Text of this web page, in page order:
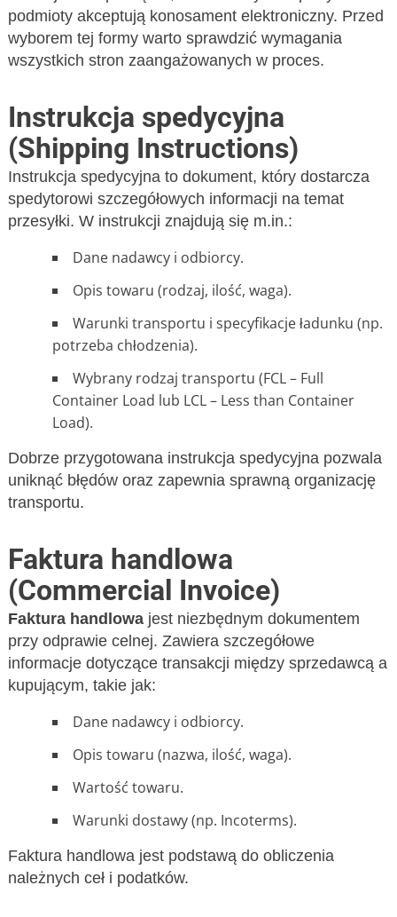
podmioty akceptują konosament elektroniczny. Przed
wyborem tej formy warto sprawdzić wymagania
wszystkich stron zaangażowanych w proces.
Instrukcja spedycyjna
(Shipping Instructions)
Instrukcja spedycyjna to dokument, który dostarcza
spedytorowi szczegółowych informacji na temat
przesyłki. W instrukcji znajdują się m.in.:
Dane nadawcy i odbiorcy.
Opis towaru (rodzaj, ilość, waga).
Warunki transportu i specyfikacje ładunku (np.
potrzeba chłodzenia).
Wybrany rodzaj transportu (FCL – Full
Container Load lub LCL – Less than Container
Load).
Dobrze przygotowana instrukcja spedycyjna pozwala
uniknąć błędów oraz zapewnia sprawną organizację
transportu.
Faktura handlowa
(Commercial Invoice)
Faktura handlowa jest niezbędnym dokumentem
przy odprawie celnej. Zawiera szczegółowe
informacje dotyczące transakcji między sprzedawcą a
kupującym, takie jak:
Dane nadawcy i odbiorcy.
Opis towaru (nazwa, ilość, waga).
Wartość towaru.
Warunki dostawy (np. Incoterms).
Faktura handlowa jest podstawą do obliczenia
należnych ceł i podatków.